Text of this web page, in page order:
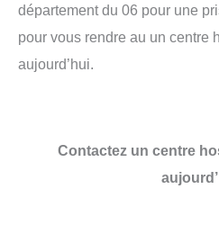
département du 06 pour une
pour vous rendre au un centre
aujourd’hui.
Contactez un centre